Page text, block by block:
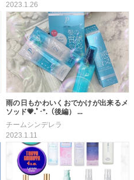
2023.1.26
雨の日もかわいくおでかけが出来るメ
ソッド💗.ﾟ･*.（後編） ...
チームシンデレラ
2023.1.11